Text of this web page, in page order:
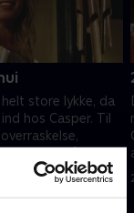
store lykke, da
hos Casper. Til
dog også at
elskede kat Oluf
2002 • 25 min